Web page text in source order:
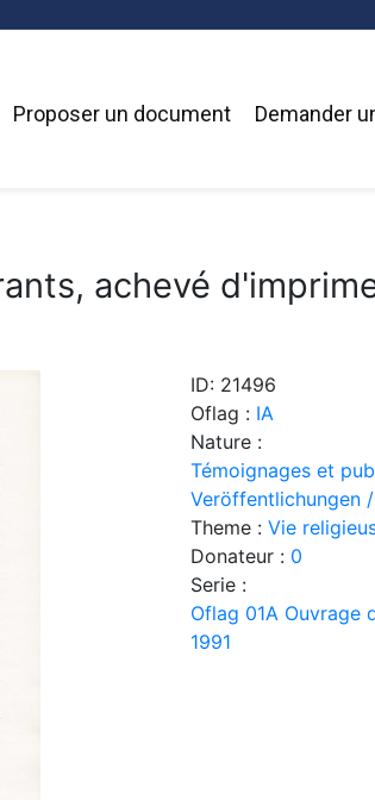
Proposer un document Demander
achevé
ID: 21496
Oflag : IA
Nature :
Témoignages et
Veröffentlichungen
Theme : Vie
Donateur : 0
Serie :
Oflag 01A Ouvrage
1991